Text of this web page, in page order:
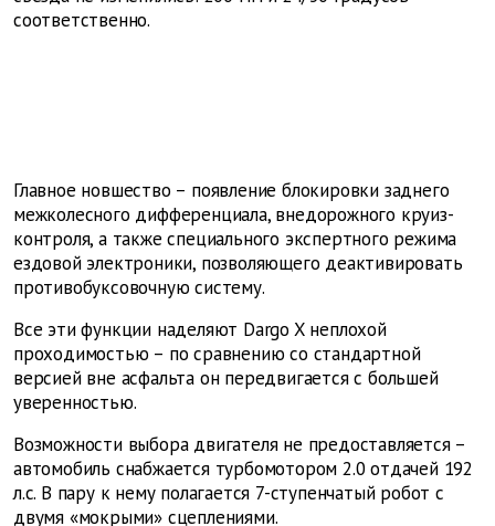
соответственно.
Главное новшество – появление блокировки заднего
межколесного дифференциала, внедорожного круиз-
контроля, а также специального экспертного режима
ездовой электроники, позволяющего деактивировать
противобуксовочную систему.
Все эти функции наделяют Dargo X неплохой
проходимостью – по сравнению со стандартной
версией вне асфальта он передвигается с большей
уверенностью.
Возможности выбора двигателя не предоставляется –
автомобиль снабжается турбомотором 2.0 отдачей 192
л.с. В пару к нему полагается 7-ступенчатый робот с
двумя «мокрыми» сцеплениями.